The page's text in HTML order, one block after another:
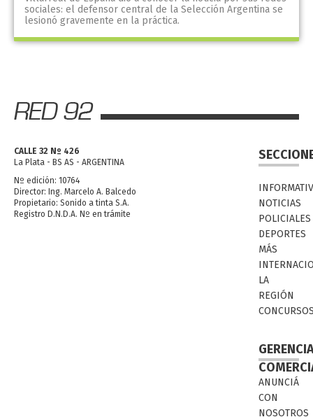
sociales: el defensor central de la Selección Argentina se
lesionó gravemente en la práctica.
CALLE 32 Nº 426
La Plata - BS AS - ARGENTINA
Nº edición: 10764
Director: Ing. Marcelo A. Balcedo
Propietario: Sonido a tinta S.A.
Registro D.N.D.A. Nº en trámite
NOTICIAS
POLICIALES
DEPORTES
MÁS
LA
REGIÓN
ANUNCIÁ
CON
NOSOTROS